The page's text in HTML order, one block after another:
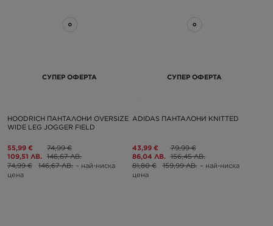
СУПЕР ОФЕРТА
HOODRICH ПАНТАЛОНИ OVERSIZE
WIDE LEG JOGGER FIELD
55,99 €
109,51 ЛВ.
74,99 €
146,67 ЛВ.
74,99 €
146,67 ЛВ. – най-ниска
цена
СУПЕР ОФЕРТА
ADIDAS ПАНТАЛОНИ KNITTED
43,99 €
86,04 ЛВ.
79,99 €
156,45 ЛВ.
81,80 €
159,99 ЛВ. – най-ниска
цена